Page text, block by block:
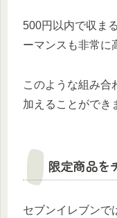
500円以内で収ま
ーマンスも非常に
このような組み合
加えることができ
限定商品を
セブンイレブンで